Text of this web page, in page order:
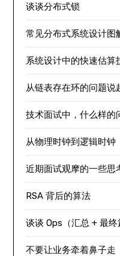
谈谈分布式锁
常见分布式系统设计图
系统设计中的快速估算
从链表存在环的问题说
技术面试中，什么样的
从物理时钟到逻辑时钟
近期面试观摩的一些思
RSA 背后的算法
谈谈 Ops（汇总 + 最
不要让业务牵着鼻子走